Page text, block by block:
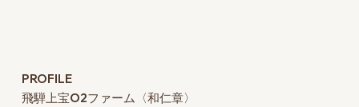
PROFILE
飛騨上宝O2ファーム〈和仁章〉